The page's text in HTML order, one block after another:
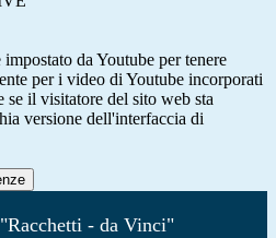
da Youtube per tenere
per i video di Youtube incorporati
se il visitatore del sito web sta
versione dell'interfaccia di
- da Vinci"